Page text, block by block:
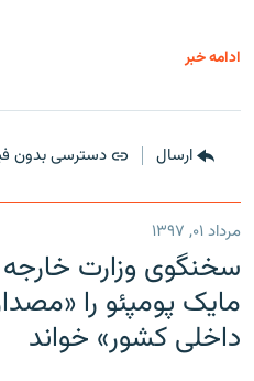
ادامه خبر
ارسال دسترسی بدون
مرداد ۰۱, ۱۳۹۷
سخنگوی وزارت خارجه
مایک پومپئو را
داخلی کشور» خواند